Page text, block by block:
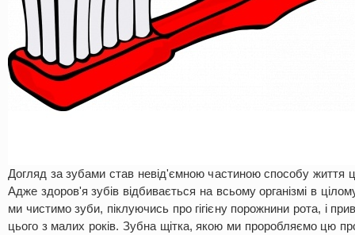
Догляд за зубами став невід'ємною частиною способу життя
Адже здоров'я зубів відбивається на всьому організмі в
ми чистимо зуби, піклуючись про гігієну порожнини рота, і
цього з малих років. Зубна щітка, якою ми проробляємо цю